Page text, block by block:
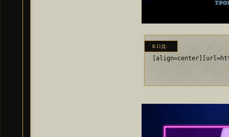
КОД: